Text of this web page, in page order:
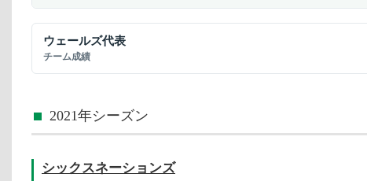
ウェールズ代表
チーム成績
2021年シーズン
シックスネーションズ